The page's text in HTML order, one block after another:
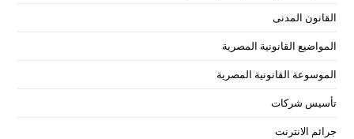
القانون المدنى
المواضيع القانونية المصرية
الموسوعة القانونية المصرية
تأسيس شركات
جرائم الانترنت